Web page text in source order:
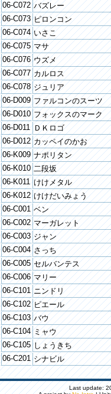
06-C072 バズレー
06-C073 ピロンコン
06-C074 いさこ
06-C075 マサ
06-C076 ウズメ
06-C077 カルロス
06-C078 ジュリア
06-D009 ファルコンのスーツ
06-D010 フォックスのマーク
06-D011 ＤＫロゴ
06-D012 カッペイのかお
06-K009 ナポリタン
06-K010 二段坂
06-K011 けけメタル
06-K012 けけだいみょう
06-C001 ベン
06-C002 マーガレット
06-C003 ジャン
06-C004 さっち
06-C005 セルバンテス
06-C006 マリー
06-C101 ニンドリ
06-C102 ピエール
06-C103 バウ
06-C104 ミャウ
06-C105 しょうきち
06-C201 シナビル
Last update: